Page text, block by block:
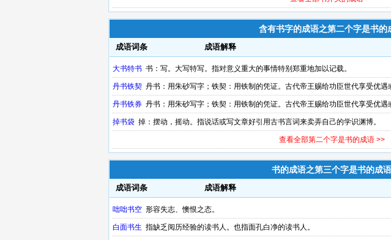
含有书字的成语之第二个字是书的
成语词条 成语解释
大书特书 书：写。大写特写。指对意义重大的事情特别郑重地加以记载。
丹书铁契 丹书：用朱砂写字；铁契：用铁制的凭证。古代帝王赐给功臣世代享受优遇
丹书铁券 丹书：用朱砂写字；铁契：用铁制的凭证。古代帝王赐给功臣世代享受优遇
掉书袋 掉：摆动，摇动。指说话或写文章好引用古书言词来卖弄自己的学识渊博。
查看全部第二个字是书的成语 >>
书的成语之第三个字是书的成语
成语词条 成语解释
咄咄书空 形容失志、懊恨之态。
白面书生 指缺乏阅历经验的读书人。也指面孔白净的读书人。